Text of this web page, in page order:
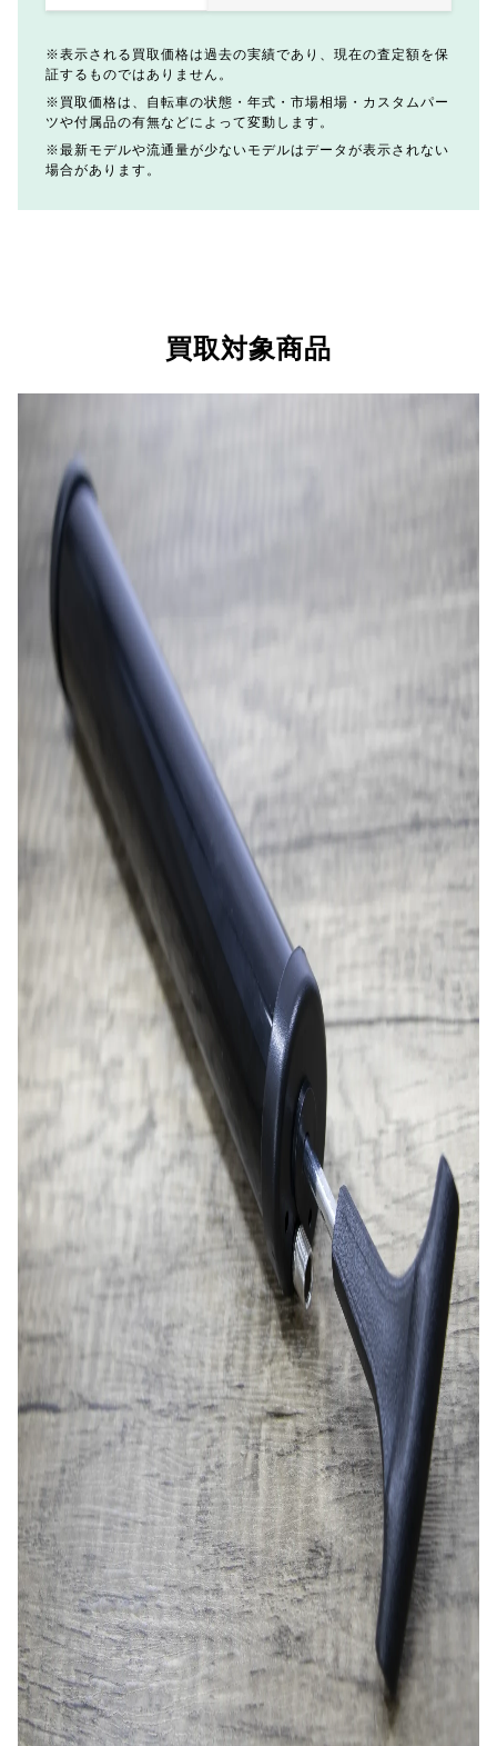
表示される買取価格は過去の実績であり、現在の査定額を保
証するものではありません。
買取価格は、自転車の状態・年式・市場相場・カスタムパー
ツや付属品の有無などによって変動します。
最新モデルや流通量が少ないモデルはデータが表示されない
場合があります。
買取対象商品